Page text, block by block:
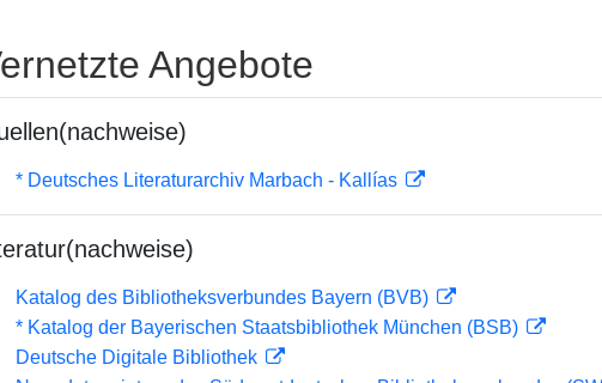
Angebote
* Deutsches Literaturarchiv Marbach - Kallías
Katalog des Bibliotheksverbundes Bayern (BVB)
* Katalog der Bayerischen Staatsbibliothek München (BSB)
Deutsche Digitale Bibliothek